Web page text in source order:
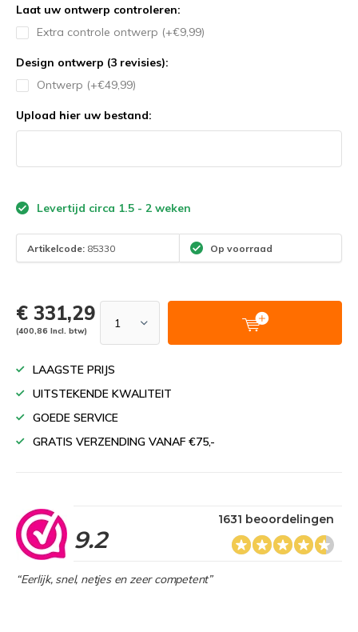
Laat uw ontwerp controleren:
Extra controle ontwerp (+€9,99)
Design ontwerp (3 revisies):
Ontwerp (+€49,99)
Upload hier uw bestand:
Levertijd circa 1.5 - 2 weken
Artikelcode: 85330 Op voorraad
€ 331,29
(400,86 Incl. btw)
LAAGSTE PRIJS
UITSTEKENDE KWALITEIT
GOEDE SERVICE
GRATIS VERZENDING VANAF €75,-
9.2
1631 beoordelingen
“Eerlijk, snel, netjes en zeer competent”